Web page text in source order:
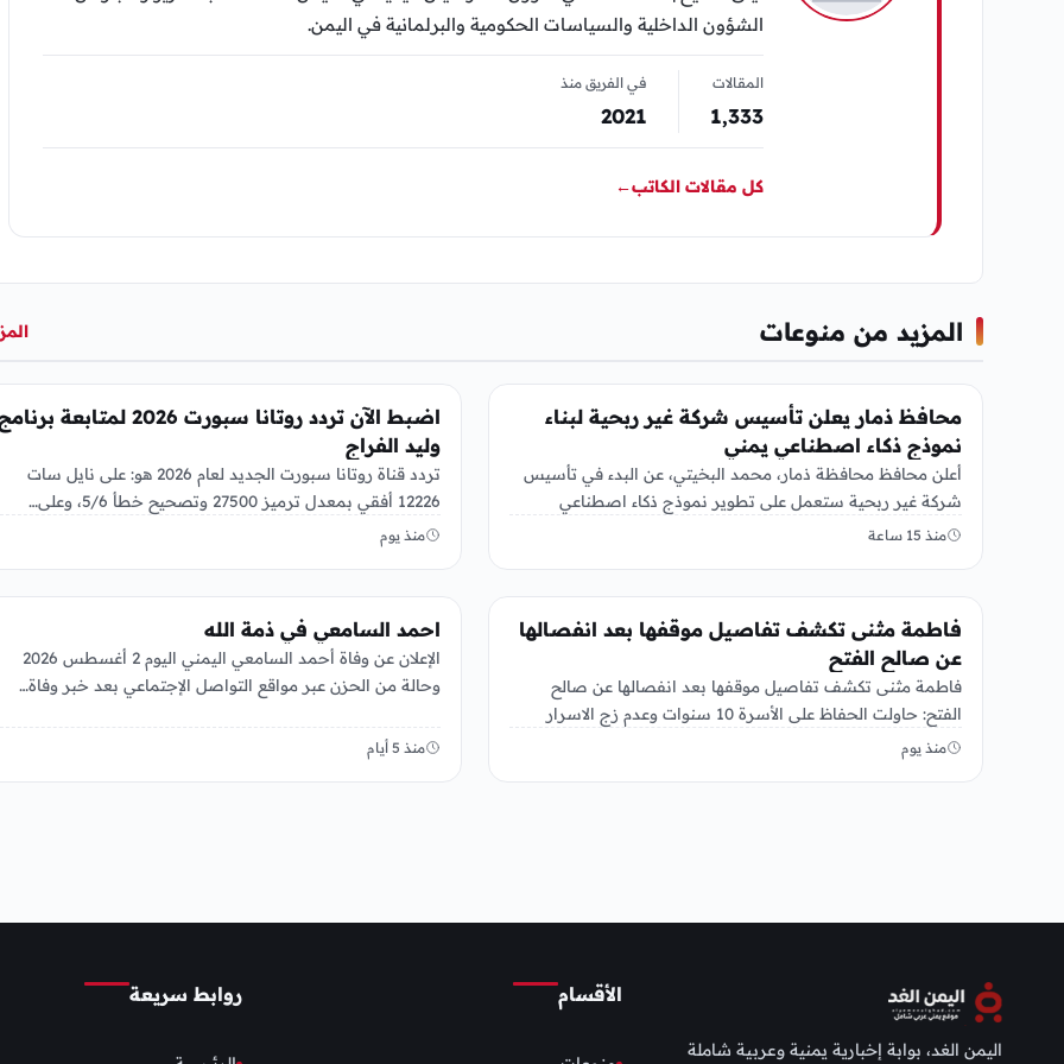
الشؤون الداخلية والسياسات الحكومية والبرلمانية في اليمن.
المقالات
1٬333
في الفريق منذ
2021
كل مقالات الكاتب←
المزيد من منوعات
محافظ ذمار يعلن تأسيس شركة غير ربحية لبناء
نموذج ذكاء اصطناعي يمني
أعلن محافظ محافظة ذمار، محمد البخيتي، عن البدء في تأسيس
شركة غير ربحية ستعمل على تطوير نموذج ذكاء اصطناعي
خاص…
منذ 15 ساعة
اضبط الآن تردد روتانا سبورت 2026 لمتابعة
وليد الفراج
تردد قناة روتانا سبورت الجديد لعام 2026 هو: على نايل سات
12226 أفقي بمعدل ترميز 27500 وتصحيح خطأ 5/6، وعلى…
منذ يوم
فاطمة مثنى تكشف تفاصيل موقفها بعد انفصالها
عن صالح الفتح
فاطمة مثنى تكشف تفاصيل موقفها بعد انفصالها عن صالح
الفتح: حاولت الحفاظ على الأسرة 10 سنوات وعدم زج الاسرار
الأسرية…
منذ يوم
احمد السامعي في ذمة الله
الإعلان عن وفاة أحمد السامعي اليمني اليوم 2 أغسطس 2026
وحالة من الحزن عبر مواقع التواصل الإجتماعي بعد خبر وفاة…
منذ 5 أيام
اليمن الغد، بوابة إخبارية يمنية وعربية شاملة
الأقسام روابط سريعة